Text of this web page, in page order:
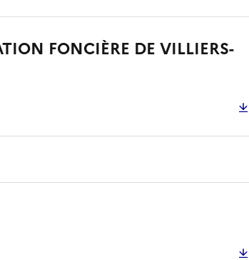
FONCIÈRE DE VILLIERS-